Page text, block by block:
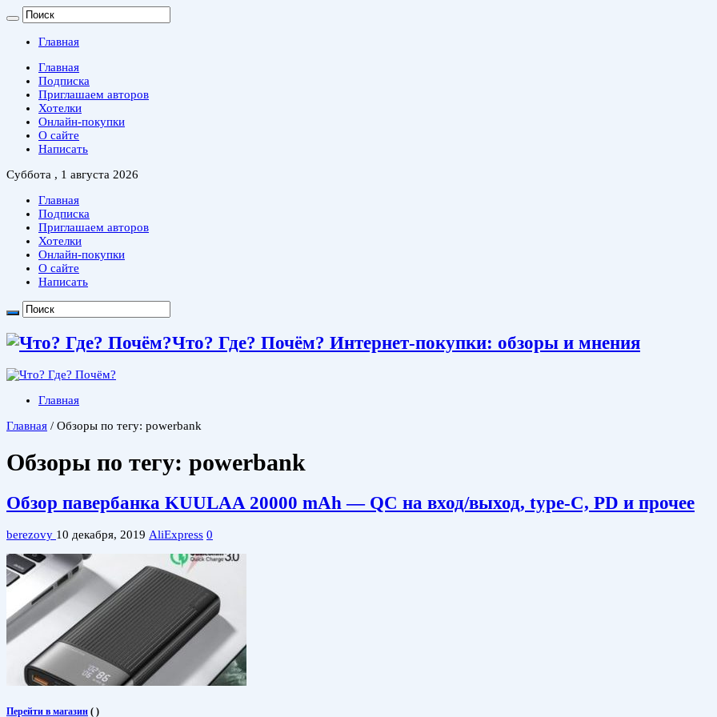
Главная
Главная
Подписка
Приглашаем авторов
Хотелки
Онлайн-покупки
О сайте
Написать
Суббота , 1 августа 2026
Главная
Подписка
Приглашаем авторов
Хотелки
Онлайн-покупки
О сайте
Написать
Что? Где? Почём? Интернет-покупки: обзоры и мнения
Главная
Главная / Обзоры по тегу: powerbank
Обзоры по тегу: powerbank
Обзор павербанка KUULAA 20000 mAh — QC на вход/выход, type-C, PD и прочее
berezovy 10 декабря, 2019 AliExpress 0
Перейти в магазин ( )